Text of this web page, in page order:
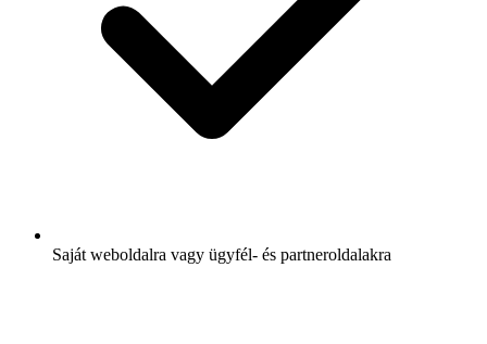
Saját weboldalra vagy ügyfél- és partneroldalakra